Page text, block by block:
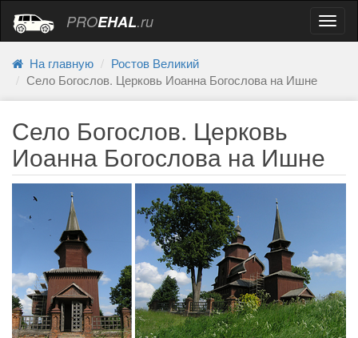
PROEHAL.ru
На главную
Ростов Великий
Село Богослов. Церковь Иоанна Богослова на Ишне
Село Богослов. Церковь
Иоанна Богослова на Ишне